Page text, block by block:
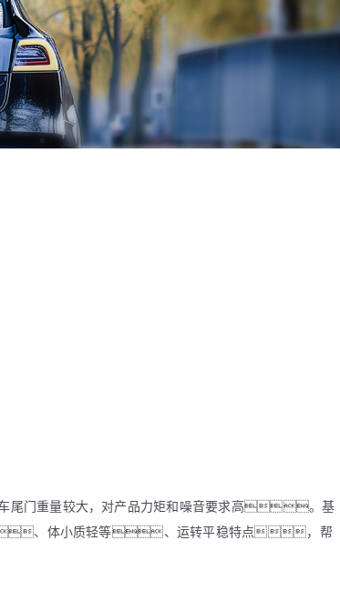
系列
系列
系列
系列
系列
门重量较大，对产品力矩和噪音要求高。基
、体小质轻等、运转平稳特点，帮